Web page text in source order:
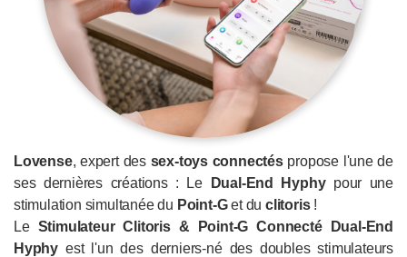
Lovense, expert des sex-toys connectéspropose l'une de
ses dernières créations : Le
Dual-End Hyphypour une
stimulation simultanée du Point-Get duclitoris!
Le Stimulateur Clitoris & Point-G Connecté Dual-End
Hyphy est l'un des derniers-né des doubles stimulateurs